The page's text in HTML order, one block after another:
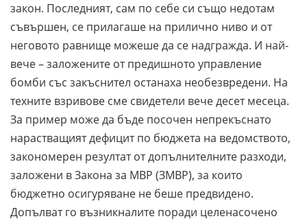
закон. Последният, сам по себе си също недотам
съвършен, се прилагаше на прилично ниво и от
неговото равнище можеше да се надгражда. И най-
вече – заложените от предишното управление
бомби със закъснител останаха необезвредени. На
техните взривове сме свидетели вече десет месеца.
За пример може да бъде посочен непрекъснато
нарастващият дефицит по бюджета на ведомството,
закономерен резултат от допълнителните разходи,
заложени в Закона за МВР (ЗМВР), за които
бюджетно осигуряване не беше предвидено.
Допълват го възникналите поради целенасочено